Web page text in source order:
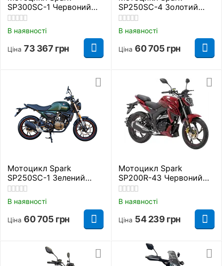
SP300SC-1 Червоний
Дорожній
В наявності
Ціна 73 367 грн
SP250SC-4 Золотий
Дорожній
В наявності
Ціна 60 705 грн
Мотоцикл Spark
SP250SC-1 Зелений
Дорожній
В наявності
Ціна 60 705 грн
Мотоцикл Spark
SP200R-43 Червоний
Дорожній
В наявності
Ціна 54 239 грн